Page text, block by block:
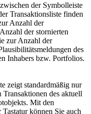
der Symbolleiste
Transaktionsliste finden
Anzahl der
der stornierten
zur Anzahl der
des
Inhabers bzw. Portfolios.
zeigt standardmäßig nur
Transaktionen des aktuell
Mit den
können Sie auch